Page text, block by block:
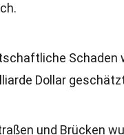
Schaden
Dollar
und Brücken